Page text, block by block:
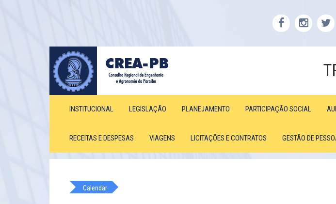
INSTITUCIONAL LEGISLAÇÃO PLANEJAMENTO PARTICIPAÇÃO SOCIAL
RECEITAS E DESPESAS VIAGENS LICITAÇÕES E CONTRATOS GESTÃO DE
Calendar